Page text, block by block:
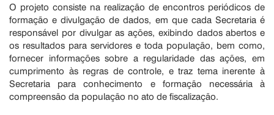
O projeto consiste na realização de encontros periódicos de
formação e divulgação de dados, em que cada Secretaria é
responsável por divulgar as ações, exibindo dados abertos e
os resultados para servidores e toda população, bem como,
fornecer informações sobre a regularidade das ações, em
cumprimento às regras de controle, e traz tema inerente à
Secretaria para conhecimento e formação necessária à
compreensão da população no ato de fiscalização.